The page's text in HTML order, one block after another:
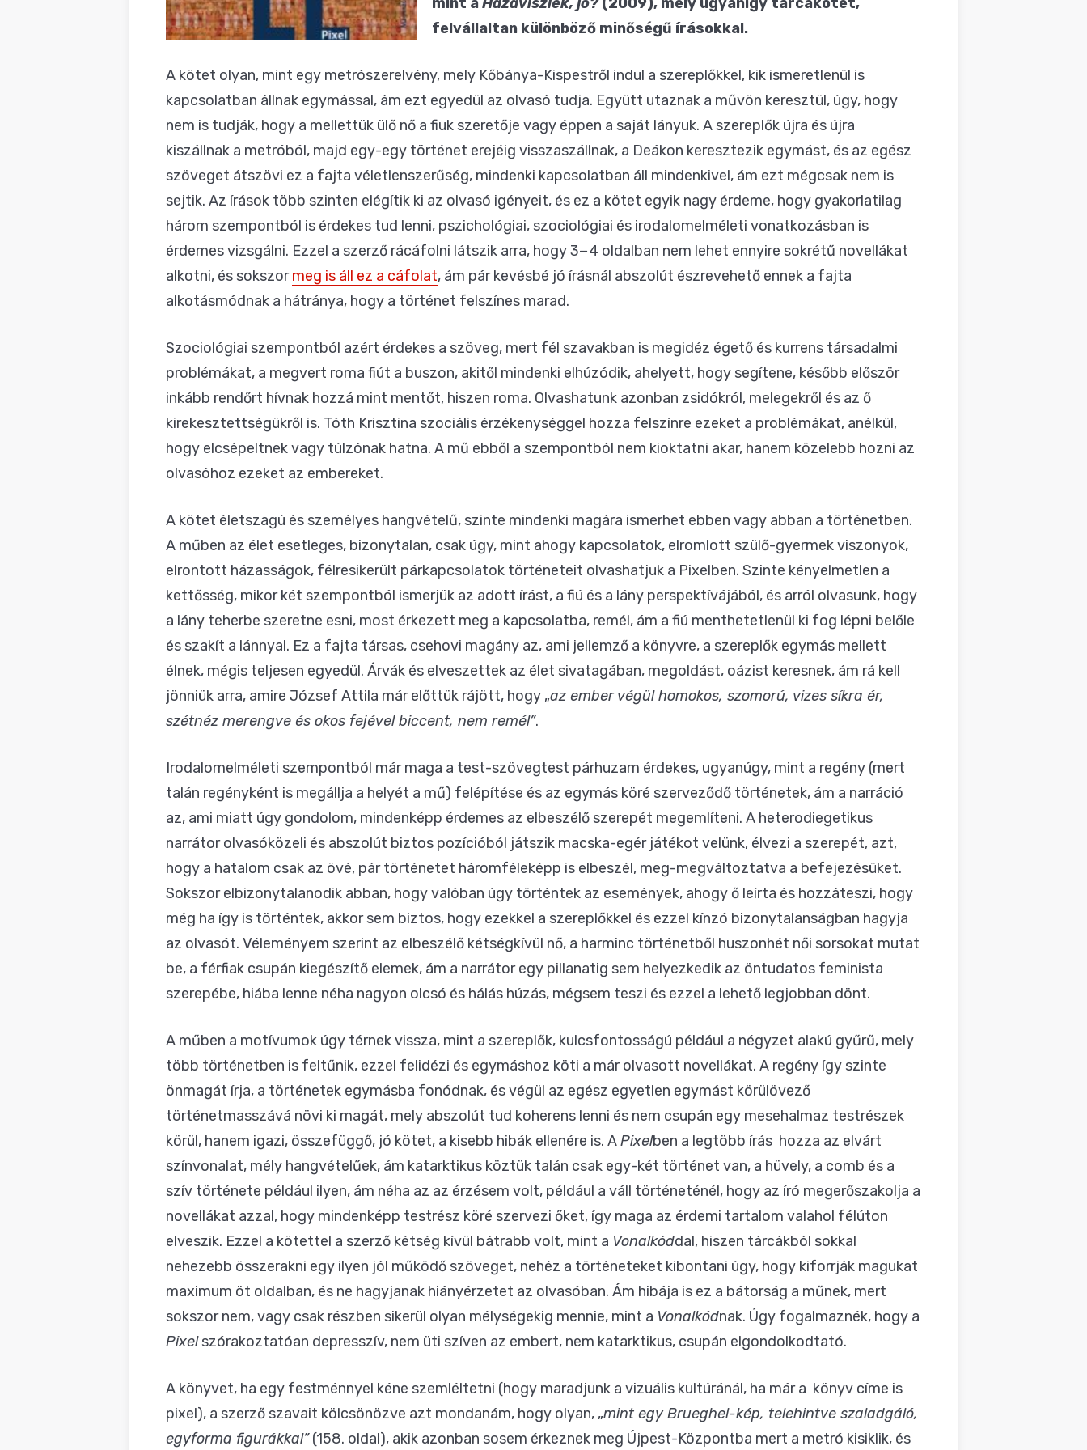
felvállaltan különböző minőségű írásokkal.
A kötet olyan, mint egy metrószerelvény, mely Kőbánya-Kispestről indul a szereplőkkel, kik ismeretlenül is
kapcsolatban állnak egymással, ám ezt egyedül az olvasó tudja. Együtt utaznak a művön keresztül, úgy, hogy
nem is tudják, hogy a mellettük ülő nő a fiuk szeretője vagy éppen a saját lányuk. A szereplők újra és újra
kiszállnak a metróból, majd egy-egy történet erejéig visszaszállnak, a Deákon keresztezik egymást, és az egész
szöveget átszövi ez a fajta véletlenszerűség, mindenki kapcsolatban áll mindenkivel, ám ezt mégcsak nem is
sejtik. Az írások több szinten elégítik ki az olvasó igényeit, és ez a kötet egyik nagy érdeme, hogy gyakorlatilag
három szempontból is érdekes tud lenni, pszichológiai, szociológiai és irodalomelméleti vonatkozásban is
érdemes vizsgálni. Ezzel a szerző rácáfolni látszik arra, hogy 3−4 oldalban nem lehet ennyire sokrétű novellákat
alkotni, és sokszormeg is áll ez a cáfolat, ám pár kevésbé jó írásnál abszolút észrevehető ennek a fajta
alkotásmódnak a hátránya, hogy a történet felszínes marad.
Szociológiai szempontból azért érdekes a szöveg, mert fél szavakban is megidéz égető és kurrens társadalmi
problémákat, a megvert roma fiút a buszon, akitől mindenki elhúzódik, ahelyett, hogy segítene, később először
inkább rendőrt hívnak hozzá mint mentőt, hiszen roma. Olvashatunk azonban zsidókról, melegekről és az ő
kirekesztettségükről is. Tóth Krisztina szociális érzékenységgel hozza felszínre ezeket a problémákat, anélkül,
hogy elcsépeltnek vagy túlzónak hatna. A mű ebből a szempontból nem kioktatni akar, hanem közelebb hozni az
olvasóhoz ezeket az embereket.
A kötet életszagú és személyes hangvételű, szinte mindenki magára ismerhet ebben vagy abban a történetben.
A műben az élet esetleges, bizonytalan, csak úgy, mint ahogy kapcsolatok, elromlott szülő-gyermek viszonyok,
elrontott házasságok, félresikerült párkapcsolatok történeteit olvashatjuk a Pixelben. Szinte kényelmetlen a
kettősség, mikor két szempontból ismerjük az adott írást, a fiú és a lány perspektívájából, és arról olvasunk, hogy
a lány teherbe szeretne esni, most érkezett meg a kapcsolatba, remél, ám a fiú menthetetlenül ki fog lépni belőle
és szakít a lánnyal. Ez a fajta társas, csehovi magány az, ami jellemző a könyvre, a szereplők egymás mellett
élnek, mégis teljesen egyedül. Árvák és elveszettek az élet sivatagában, megoldást, oázist keresnek, ám rá kell
jönniük arra, amire József Attila már előttük rájött, hogy „az ember végül homokos, szomorú, vizes síkra ér,
szétnéz merengve és okos fejével biccent, nem remél”.
Irodalomelméleti szempontból már maga a test-szövegtest párhuzam érdekes, ugyanúgy, mint a regény (mert
talán regényként is megállja a helyét a mű) felépítése és az egymás köré szerveződő történetek, ám a narráció
az, ami miatt úgy gondolom, mindenképp érdemes az elbeszélő szerepét megemlíteni. A heterodiegetikus
narrátor olvasóközeli és abszolút biztos pozícióból játszik macska-egér játékot velünk, élvezi a szerepét, azt,
hogy a hatalom csak az övé, pár történetet háromféleképp is elbeszél, meg-megváltoztatva a befejezésüket.
Sokszor elbizonytalanodik abban, hogy valóban úgy történtek az események, ahogy ő leírta és hozzáteszi, hogy
még ha így is történtek, akkor sem biztos, hogy ezekkel a szereplőkkel és ezzel kínzó bizonytalanságban hagyja
az olvasót. Véleményem szerint az elbeszélő kétségkívül nő, a harminc történetből huszonhét női sorsokat mutat
be, a férfiak csupán kiegészítő elemek, ám a narrátor egy pillanatig sem helyezkedik az öntudatos feminista
szerepébe, hiába lenne néha nagyon olcsó és hálás húzás, mégsem teszi és ezzel a lehető legjobban dönt.
A műben a motívumok úgy térnek vissza, mint a szereplők, kulcsfontosságú például a négyzet alakú gyűrű, mely
több történetben is feltűnik, ezzel felidézi és egymáshoz köti a már olvasott novellákat. A regény így szinte
önmagát írja, a történetek egymásba fonódnak, és végül az egész egyetlen egymást körülövező
történetmasszává növi ki magát, mely abszolút tud koherens lenni és nem csupán egy mesehalmaz testrészek
körül, hanem igazi, összefüggő, jó kötet, a kisebb hibák ellenére is. APixelben a legtöbb írás hozza az elvárt
színvonalat, mély hangvételűek, ám katarktikus köztük talán csak egy-két történet van, a hüvely, a comb és a
szív története például ilyen, ám néha az az érzésem volt, például a váll történeténél, hogy az író megerőszakolja a
novellákat azzal, hogy mindenképp testrész köré szervezi őket, így maga az érdemi tartalom valahol félúton
elveszik. Ezzel a kötettel a szerző kétség kívül bátrabb volt, mint a Vonalkóddal, hiszen tárcákból sokkal
nehezebb összerakni egy ilyen jól működő szöveget, nehéz a történeteket kibontani úgy, hogy kiforrják magukat
maximum öt oldalban, és ne hagyjanak hiányérzetet az olvasóban. Ám hibája is ez a bátorság a műnek, mert
sokszor nem, vagy csak részben sikerül olyan mélységekig mennie, mint a Vonalkódnak. Úgy fogalmaznék, hogy a
Pixelszórakoztatóan depresszív, nem üti szíven az embert, nem katarktikus, csupán elgondolkodtató.
A könyvet, ha egy festménnyel kéne szemléltetni (hogy maradjunk a vizuális kultúránál, ha már a könyv címe is
pixel), a szerző szavait kölcsönözve azt mondanám, hogy olyan, „mint egy Brueghel-kép, telehintve szaladgáló,
egyforma figurákkal”(158. oldal), akik azonban sosem érkeznek meg Újpest-Központba mert a metró kisiklik, és